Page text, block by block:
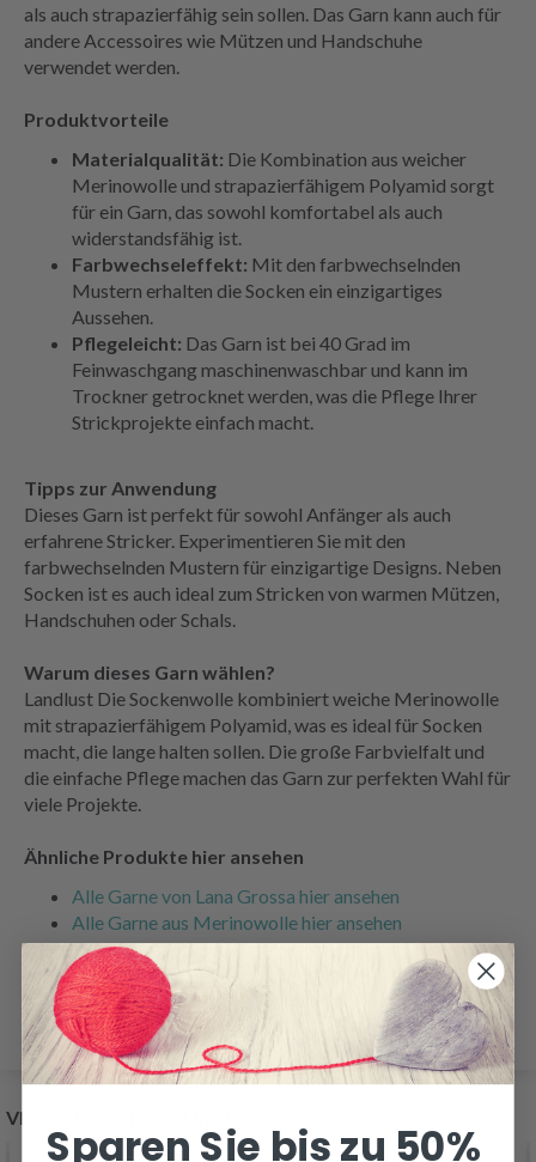
als auch strapazierfähig sein sollen. Das Garn kann auch für
andere Accessoires wie Mützen und Handschuhe
verwendet werden.
Produktvorteile
Materialqualität: Die Kombination aus weicher
Merinowolle und strapazierfähigem Polyamid sorgt
für ein Garn, das sowohl komfortabel als auch
widerstandsfähig ist.
Farbwechseleffekt: Mit den farbwechselnden
Mustern erhalten die Socken ein einzigartiges
Aussehen.
Pflegeleicht: Das Garn ist bei 40 Grad im
Feinwaschgang maschinenwaschbar und kann im
Trockner getrocknet werden, was die Pflege Ihrer
Strickprojekte einfach macht.
Tipps zur Anwendung
Dieses Garn ist perfekt für sowohl Anfänger als auch
erfahrene Stricker. Experimentieren Sie mit den
farbwechselnden Mustern für einzigartige Designs. Neben
Socken ist es auch ideal zum Stricken von warmen Mützen,
Handschuhen oder Schals.
Warum dieses Garn wählen?
Landlust Die Sockenwolle kombiniert weiche Merinowolle
mit strapazierfähigem Polyamid, was es ideal für Socken
macht, die lange halten sollen. Die große Farbvielfalt und
die einfache Pflege machen das Garn zur perfekten Wahl für
viele Projekte.
Ähnliche Produkte hier ansehen
Alle Garne von Lana Grossa hier ansehen
Alle Garne aus Merinowolle hier ansehen
Alle Sockengarne hier ansehen
Alle Garne für Nadeln hier ansehen
VERWANDTE PRODUKTE
Sparen Sie bis zu 50%